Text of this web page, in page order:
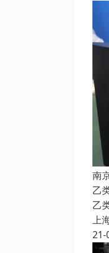
南
乙
乙
上
21-